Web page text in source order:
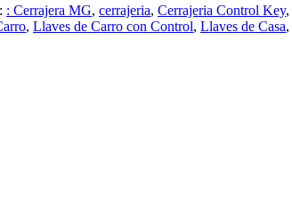
: Cerrajera MG, cerrajeria, Cerrajeria Control Key,
, Llaves de Carro con Control, Llaves de Casa,